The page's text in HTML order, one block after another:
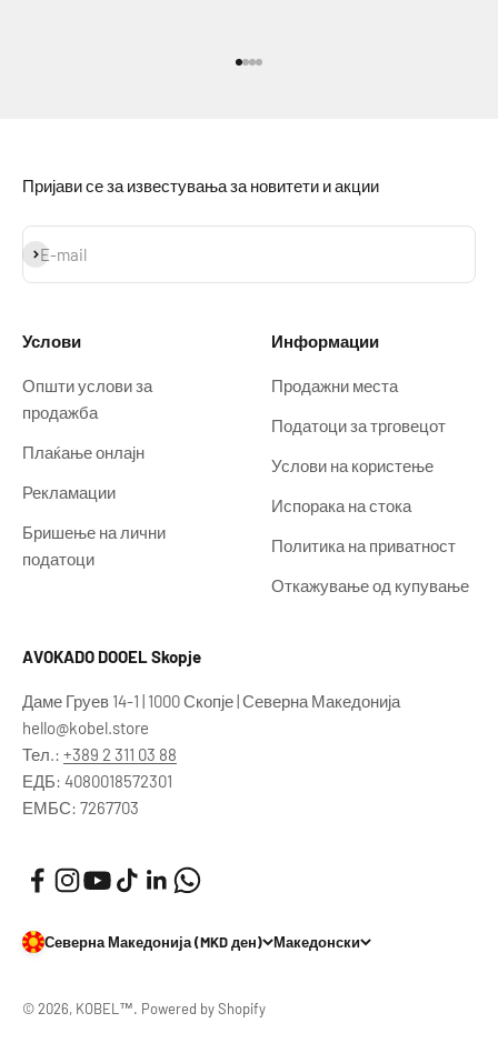
Пријави се за известувања за новитети и акции
E-mail
Prijavi se
Услови
Општи услови за
продажба
Плаќање онлајн
Рекламации
Бришење на лични
податоци
Информации
Продажни места
Податоци за трговецот
Услови на користење
Испорака на стока
Политика на приватност
Откажување од купување
AVOKADO DOOEL Skopje
Даме Груев 14-1 | 1000 Скопје | Северна Македонија
hello@kobel.store
Тел.: +389 2 311 03 88
ЕДБ: 4080018572301
ЕМБС: 7267703
Северна Македонија (MKD ден) Македонски
© 2026, KOBEL™. Powered by Shopify